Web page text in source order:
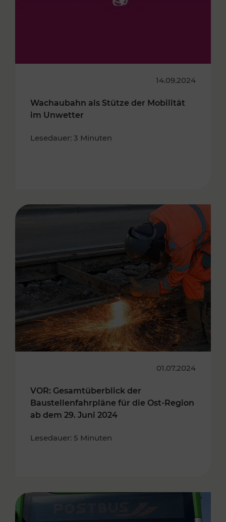
14.09.2024
Wachaubahn als Stütze der Mobilität
im Unwetter
Lesedauer: 3 Minuten
01.07.2024
VOR: Gesamtüberblick der
Baustellenfahrpläne für die Ost-Region
ab dem 29. Juni 2024
Lesedauer: 5 Minuten